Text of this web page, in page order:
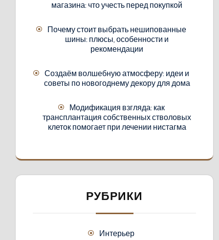
магазина: что учесть перед покупкой
Почему стоит выбрать нешипованные
шины: плюсы, особенности и
рекомендации
Создаём волшебную атмосферу: идеи и
советы по новогоднему декору для дома
Модификация взгляда: как
трансплантация собственных стволовых
клеток помогает при лечении нистагма
РУБРИКИ
Интерьер